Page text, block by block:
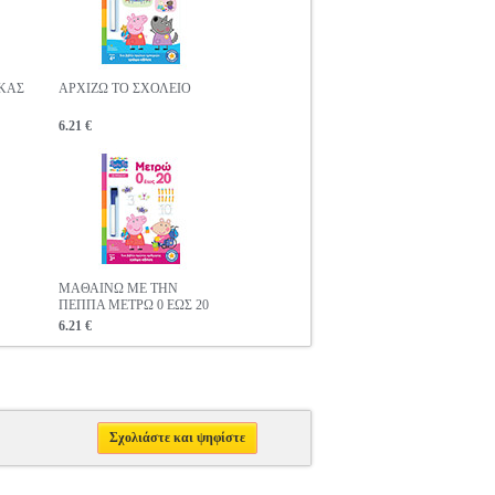
ΑΡΧΙΖΩ ΤΟ ΣΧΟΛΕΙΟ
6.21 €
ΜΑΘΑΙΝΩ ΜΕ ΤΗΝ
ΠΕΠΠΑ ΜΕΤΡΩ 0 ΕΩΣ 20
6.21 €
Σχολιάστε και ψηφίστε